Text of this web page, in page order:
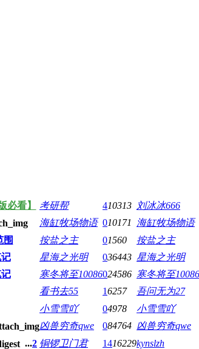
必看】 考研帮 410313 刘冰冰666
海缸牧场物语 010171
海缸牧场物语
围 按盐之主 01560
按盐之主
星海之光明 036443 星海之光明
寒冬将至10086024586 寒冬将至10086
看书去55 16257
吾问无为27
小雪雪吖 04978
小雪雪吖
凶兽穷奇qwe 084764 凶兽穷奇qwe
...2 铜锣卫门君 1416229kynslzh